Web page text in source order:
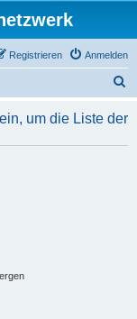
Anmelden
Registrieren
h
um die Liste der